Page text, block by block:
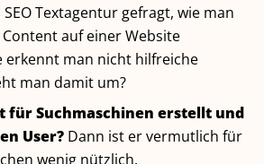
Textagentur gefragt, wie man
auf einer Website
erkennt man nicht hilfreiche
man damit um?
für Suchmaschinen erstellt und
User? Dann ist er vermutlich für
wenig nützlich.